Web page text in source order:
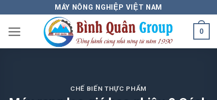
nội
dung
MÁY NÔNG NGHIỆP VIỆT NAM
0
CHẾ BIẾN THỰC PHẨM